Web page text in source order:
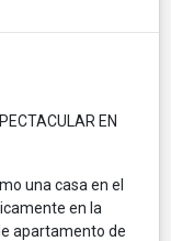
EN
una casa en el
en la
apartamento de